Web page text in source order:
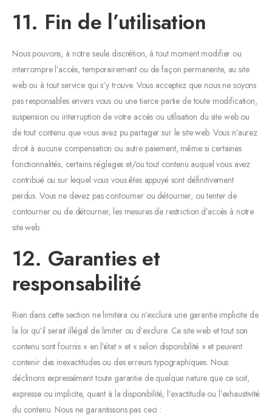
11. Fin de l’utilisation
Nous pouvons, à notre seule discrétion, à tout moment modifier ou
interrompre l’accès, temporairement ou de façon permanente, au site
web ou à tout service qui s’y trouve. Vous acceptez que nous ne soyons
pas responsables envers vous ou une tierce partie de toute modification,
suspension ou interruption de votre accès ou utilisation du site web ou
de tout contenu que vous avez pu partager sur le site web. Vous n’aurez
droit à aucune compensation ou autre paiement, même si certaines
fonctionnalités, certains réglages et/ou tout contenu auquel vous avez
contribué ou sur lequel vous vous êtes appuyé sont définitivement
perdus. Vous ne devez pas contourner ou détourner, ou tenter de
contourner ou de détourner, les mesures de restriction d’accès à notre
site web.
12. Garanties et
responsabilité
Rien dans cette section ne limitera ou n’exclura une garantie implicite de
la loi qu’il serait illégal de limiter ou d’exclure. Ce site web et tout son
contenu sont fournis « en l’état » et « selon disponibilité » et peuvent
contenir des inexactitudes ou des erreurs typographiques. Nous
déclinons expressément toute garantie de quelque nature que ce soit,
expresse ou implicite, quant à la disponibilité, l’exactitude ou l’exhaustivité
du contenu. Nous ne garantissons pas ceci :